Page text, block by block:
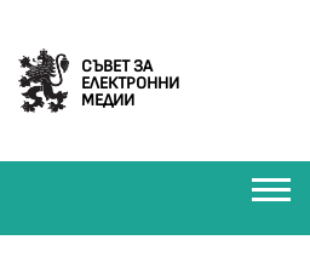
СЪВЕТ ЗА
ЕЛЕКТРОННИ
МЕДИИ